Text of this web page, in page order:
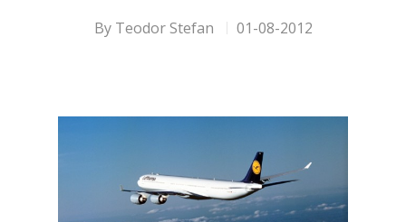
By Teodor Stefan 01-08-2012